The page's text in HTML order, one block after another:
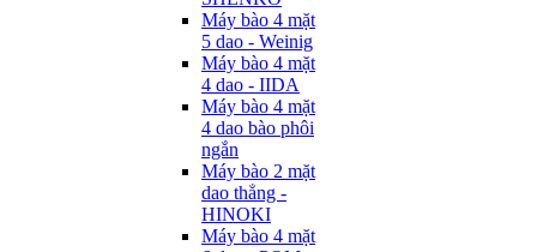
Máy bào 4 mặt
5 dao - Weinig
Máy bào 4 mặt
4 dao - IIDA
Máy bào 4 mặt
4 dao bào phôi
ngắn
Máy bào 2 mặt
dao thẳng -
HINOKI
Máy bào 4 mặt